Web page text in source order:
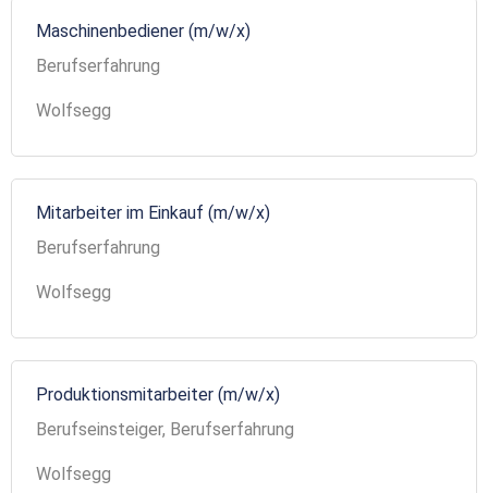
Maschinenbediener (m/w/x)
Berufserfahrung
Wolfsegg
Mitarbeiter im Einkauf (m/w/x)
Berufserfahrung
Wolfsegg
Produktionsmitarbeiter (m/w/x)
Berufseinsteiger, Berufserfahrung
Wolfsegg